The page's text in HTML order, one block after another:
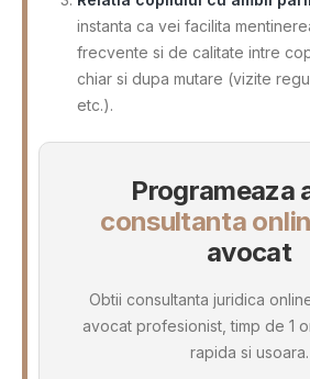
instanta ca vei facilita
frecvente si de calitate intre
chiar si dupa mutare (vizite
etc.).
Programeaza
consultanta
avocat
Obtii consultanta juridica
avocat profesionist, timp de 1
rapida si usoara.